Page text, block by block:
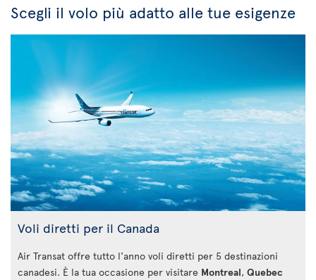
Scegli il volo più adatto alle tue esigenze
Voli diretti per il Canada
Air Transat offre tutto l'anno voli diretti per 5 destinazioni
canadesi. È la tua occasione per visitare Montreal, Quebec